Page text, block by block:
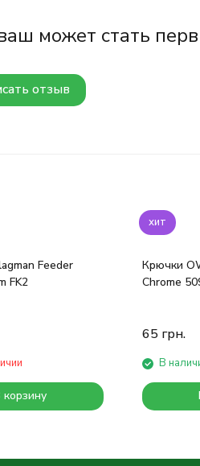
может стать
отзыв
Feeder
FK2
корзину
хит
Крючки
Chrome
65 грн.
В